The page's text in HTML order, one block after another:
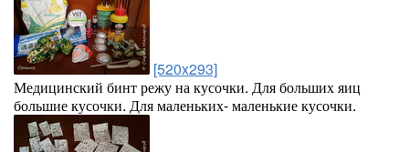
[520x293]
Медицинский бинт режу на кусочки. Для больших яиц
большие кусочки. Для маленьких- маленькие кусочки.